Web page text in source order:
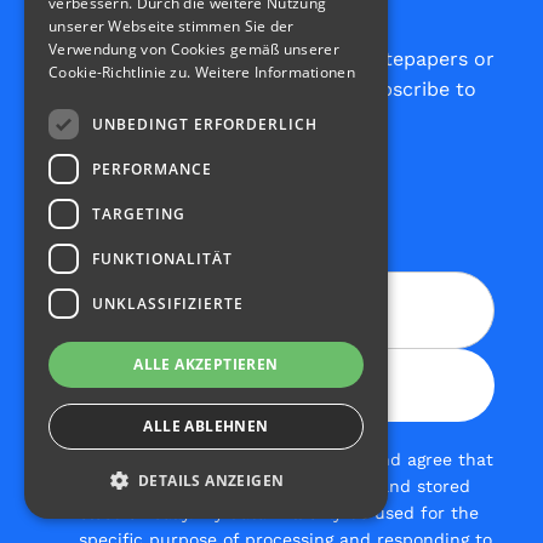
Are you interested in the latest whitepapers or
interesting industry news? Then subscribe to
our newsletter!
Follow us on social media:
and agree that
the data I provide will be collected and stored
electronically. My data will only be used for the
specific purpose of processing and responding to
unserer Webseite stimmen Sie der
Verwendung von Cookies gemäß unserer
Cookie-Richtlinie zu. Weitere Informationen
UNBEDINGT ERFORDERLICH
PERFORMANCE
TARGETING
FUNKTIONALITÄT
UNKLASSIFIZIERTE
ALLE AKZEPTIEREN
ALLE ABLEHNEN
DETAILS ANZEIGEN